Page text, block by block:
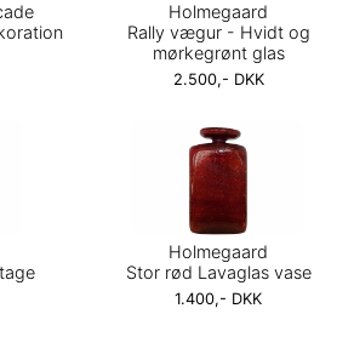
Holmegaard
Rally vægur - Hvidt og
mørkegrønt glas
2.500,- DKK
Holmegaard
Stor rød Lavaglas vase
1.400,- DKK